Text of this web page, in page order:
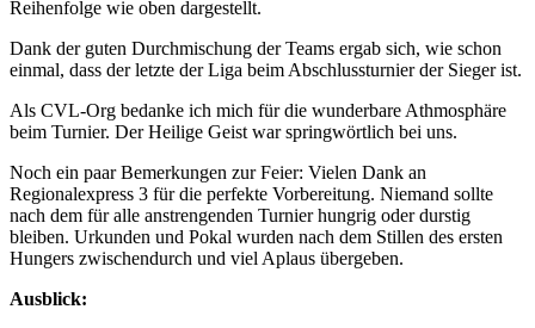
Reihenfolge wie oben dargestellt.
Dank der guten Durchmischung der Teams ergab sich, wie schon
einmal, dass der letzte der Liga beim Abschlussturnier der Sieger ist.
Als CVL-Org bedanke ich mich für die wunderbare Athmosphäre
beim Turnier. Der Heilige Geist war springwörtlich bei uns.
Noch ein paar Bemerkungen zur Feier: Vielen Dank an
Regionalexpress 3 für die perfekte Vorbereitung. Niemand sollte
nach dem für alle anstrengenden Turnier hungrig oder durstig
bleiben. Urkunden und Pokal wurden nach dem Stillen des ersten
Hungers zwischendurch und viel Aplaus übergeben.
Ausblick: